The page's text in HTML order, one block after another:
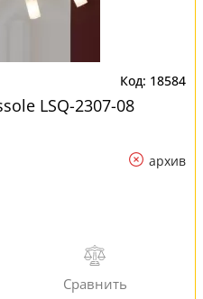
18584
LSQ-2307-08
архив